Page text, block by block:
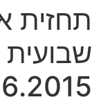
תחזית